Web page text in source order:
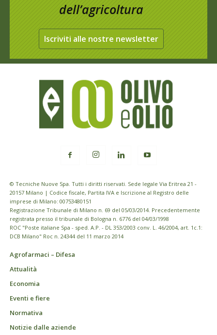
dell’agricoltura
Iscriviti alle nostre newsletter
© Tecniche Nuove Spa. Tutti i diritti riservati. Sede legale Via Eritrea 21 -
20157 Milano | Codice fiscale, Partita IVA e Iscrizione al Registro delle
imprese di Milano: 00753480151
Registrazione Tribunale di Milano n. 69 del 05/03/2014. Precedentemente
registrata presso il tribunale di Bologna n. 6776 del 04/03/1998
ROC "Poste italiane Spa - sped. A.P. - DL 353/2003 conv. L. 46/2004, art. 1c.1:
DCB Milano" Roc n. 24344 del 11 marzo 2014
Agrofarmaci – Difesa
Attualità
Economia
Eventi e fiere
Normativa
Notizie dalle aziende